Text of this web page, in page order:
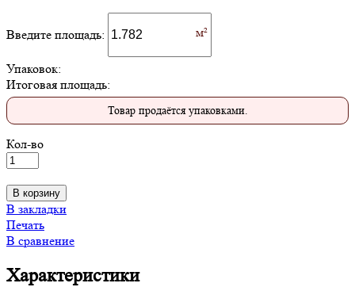
Введите площадь:
Упаковок:
Итоговая площадь:
Товар продаётся упаковками.
Кол-во
В корзину
В закладки
Печать
В сравнение
Характеристики